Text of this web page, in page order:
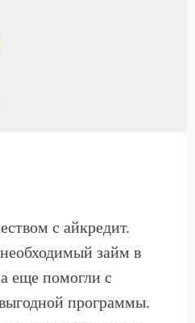
с айкредит.
займ в
еще помогли с
программы.